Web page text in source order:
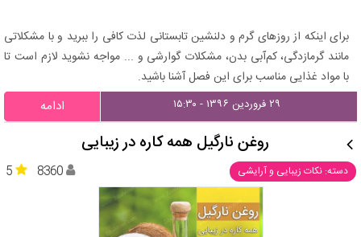
برای اینکه از روزهای گرم و دلنشین تابستانی لذت کافی را ببرید و با مشکلاتی
مانند گرمازدگی، کم‌آبی بدن، مشکلات گوارشی و ... مواجه نشوید لازم است تا
با مواد غذایی مناسب برای این فصل آشنا باشید.
۲۹ فروردین ۱۳۹۶ - ۱۵:۳۰ ادامه
روغن نارگیل همه کاره در زیبایی
دسته: نکات زیبایی و آرایشی 5 8360